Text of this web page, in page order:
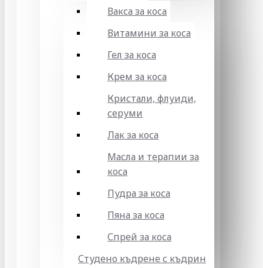
Вакса за коса
Витамини за коса
Гел за коса
Крем за коса
Кристали, флуиди,
серуми
Лак за коса
Масла и терапии за
коса
Пудра за коса
Пяна за коса
Спрей за коса
Студено къдрене с къдрин